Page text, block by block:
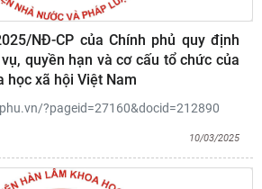
NĐ-CP của Chính phủ quy định
quyền hạn và cơ cấu tổ chức của
học xã hội Việt Nam
?pageid=27160&docid=212890
10/03/2025